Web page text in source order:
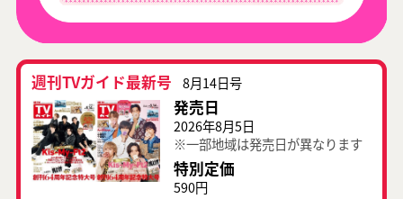
週刊TVガイド最新号 8月14日号
発売日
2026年8月5日
※一部地域は発売日が異なります
特別定価
590円